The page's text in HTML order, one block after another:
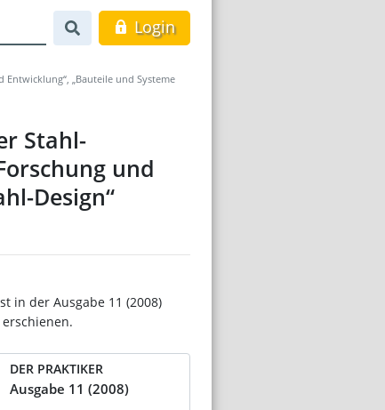
Login
„Bauteile und Systeme
Stahl-
und
Design“
in der Ausgabe 11 (2008)
erschienen.
DER PRAKTIKER
Ausgabe 11 (2008)